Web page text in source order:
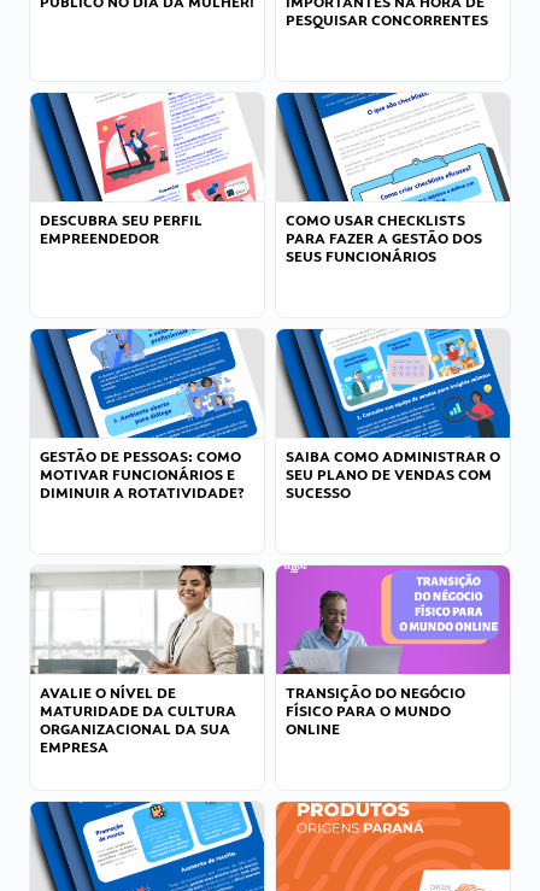
PESQUISAR CONCORRENTES
DESCUBRA SEU PERFIL
EMPREENDEDOR
COMO USAR CHECKLISTS
PARA FAZER A GESTÃO DOS
SEUS FUNCIONÁRIOS
GESTÃO DE PESSOAS: COMO
MOTIVAR FUNCIONÁRIOS E
DIMINUIR A ROTATIVIDADE?
SAIBA COMO ADMINISTRAR O
SEU PLANO DE VENDAS COM
SUCESSO
AVALIE O NÍVEL DE
MATURIDADE DA CULTURA
ORGANIZACIONAL DA SUA
EMPRESA
TRANSIÇÃO DO NEGÓCIO
FÍSICO PARA O MUNDO
ONLINE